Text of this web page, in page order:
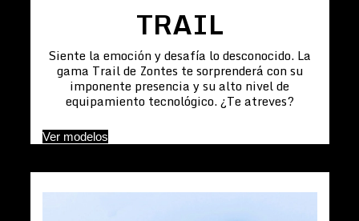
TRAIL
Siente la emoción y desafía lo desconocido. La
gama Trail de Zontes te sorprenderá con su
imponente presencia y su alto nivel de
equipamiento tecnológico. ¿Te atreves?
Ver modelos